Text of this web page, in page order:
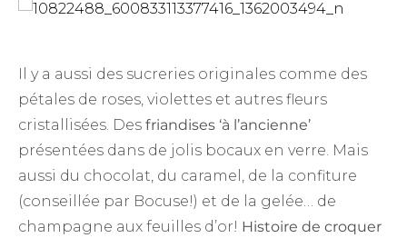
Il y a aussi des sucreries originales comme des
pétales de roses, violettes et autres fleurs
cristallisées. Des friandises ‘à l’ancienne’
présentées dans de jolis bocaux en verre. Mais
aussi du chocolat, du caramel, de la confiture
(conseillée par Bocuse!) et de la gelée… de
champagne aux feuilles d’or! Histoire de croquer